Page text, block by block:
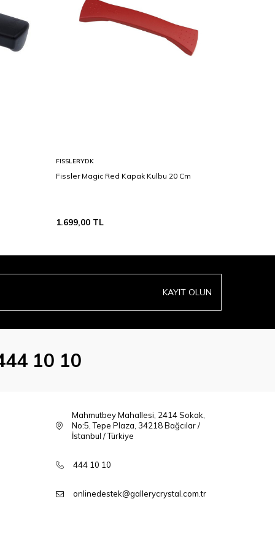
FISSLERYDK
Fissler Magic Red Kapak Kulbu 20 Cm
1.699,00 TL
KAYIT OLUN
10 10
Mahmutbey Mahallesi, 2414 Sokak,
No:5, Tepe Plaza, 34218 Bağcılar /
İstanbul / Türkiye
444 10 10
onlinedestek@gallerycrystal.com.tr